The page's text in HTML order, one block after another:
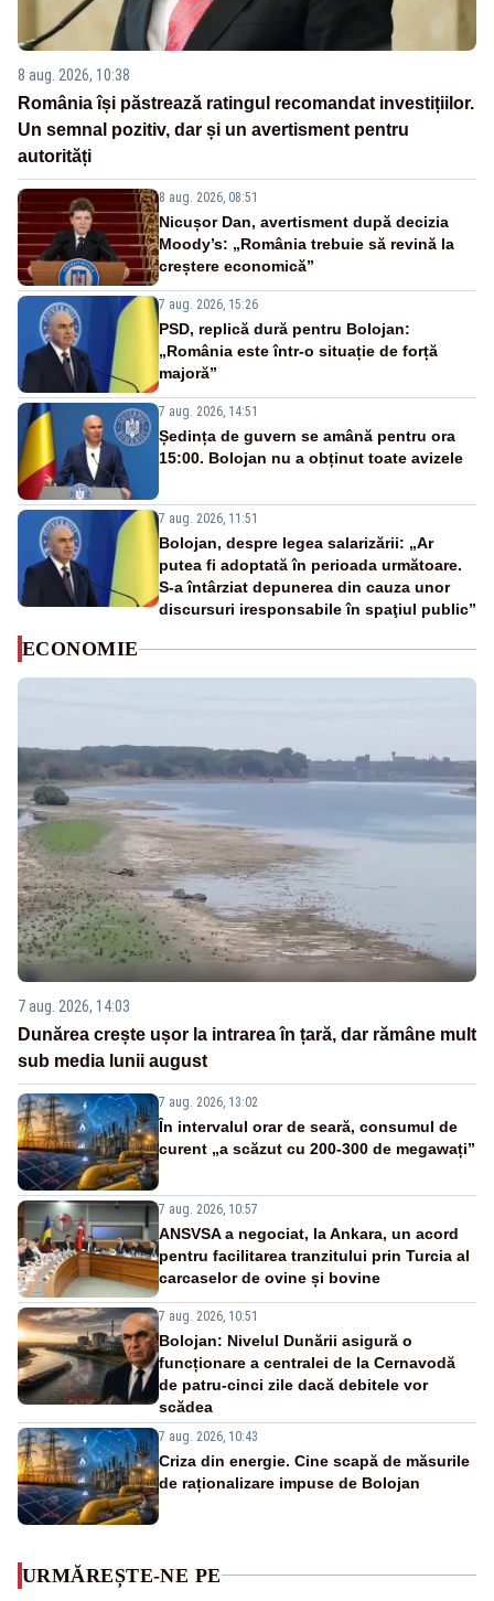
8 aug. 2026, 10:38
România își păstrează ratingul recomandat investițiilor.
Un semnal pozitiv, dar și un avertisment pentru
autorități
8 aug. 2026, 08:51
Nicușor Dan, avertisment după decizia
Moody’s: „România trebuie să revină la
creștere economică”
7 aug. 2026, 15:26
PSD, replică dură pentru Bolojan:
„România este într-o situație de forță
majoră”
7 aug. 2026, 14:51
Ședința de guvern se amână pentru ora
15:00. Bolojan nu a obținut toate avizele
7 aug. 2026, 11:51
Bolojan, despre legea salarizării: „Ar
putea fi adoptată în perioada următoare.
S-a întârziat depunerea din cauza unor
discursuri iresponsabile în spaţiul public”
ECONOMIE
7 aug. 2026, 14:03
Dunărea crește ușor la intrarea în țară, dar rămâne mult
sub media lunii august
7 aug. 2026, 13:02
În intervalul orar de seară, consumul de
curent „a scăzut cu 200-300 de megawați”
7 aug. 2026, 10:57
ANSVSA a negociat, la Ankara, un acord
pentru facilitarea tranzitului prin Turcia al
carcaselor de ovine și bovine
7 aug. 2026, 10:51
Bolojan: Nivelul Dunării asigură o
funcționare a centralei de la Cernavodă
de patru-cinci zile dacă debitele vor
scădea
7 aug. 2026, 10:43
Criza din energie. Cine scapă de măsurile
de raționalizare impuse de Bolojan
URMĂREȘTE-NE PE